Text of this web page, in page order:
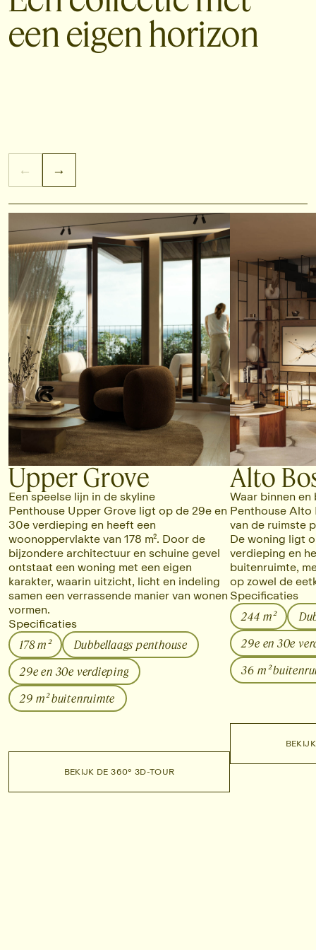
een eigen horizon
← →
Upper Grove
Een speelse lijn in de skyline
Penthouse Upper Grove ligt op de 29e en
30e verdieping en heeft een
woonoppervlakte van 178 m². Door de
bijzondere architectuur en schuine gevel
ontstaat een woning met een eigen
karakter, waarin uitzicht, licht en indeling
samen een verrassende manier van wonen
vormen.
Specificaties
178 m²
Dubbellaags penthouse
29e en 30e verdieping
29 m² buitenruimte
BEKIJK DE 360° 3D-TOUR
Alto
Waar binnen en
Penthouse Alto
van de ruimste
De woning ligt
verdieping en
buitenruimte,
op zowel de
Specificaties
244 m²
29e en 30e
36 m²